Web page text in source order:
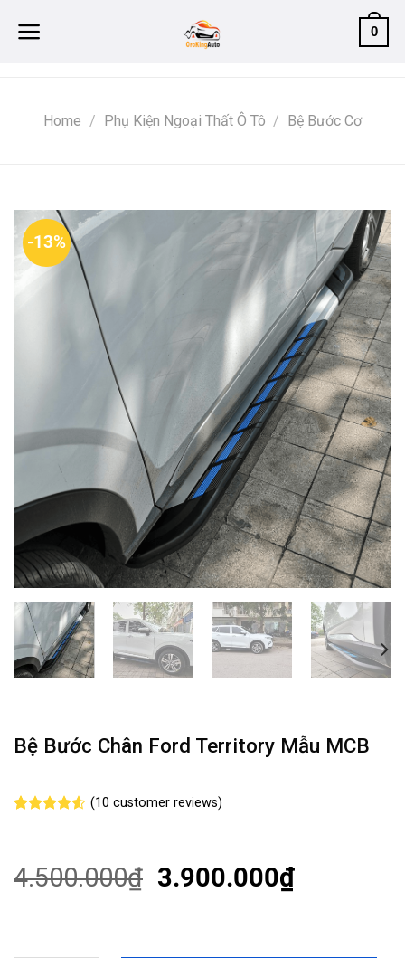
0
Home / Phụ Kiện Ngoại Thất Ô Tô / Bệ Bước Cơ
-13%
Bệ Bước Chân Ford Territory Mẫu MCB
based on
customer
(10 customer reviews)
4.500.000₫ 3.900.000₫